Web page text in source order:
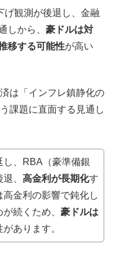
げ観測が後退し、金融
しから、豪ドルは対
移する可能性が高い
は「インフレ鎮静化の
課題に直面する見通し
し、RBA（豪準備銀
、 高金利が長期化す
金利の影響で鈍化し
続くため、 豪ドルは
あります。